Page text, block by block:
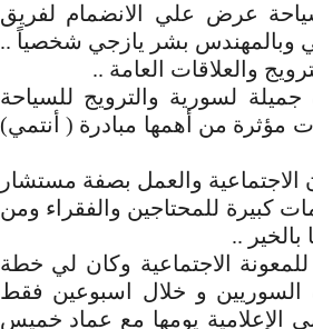
عرض علي الانضمام لفريق
وبالمهندس بشر يازجي شخصياً ..
والعلاقات العامة ..
لسورية والترويج للسياحة
مؤثرة من أهمها مبادرة ( أنتمي)
الشؤون الاجتماعية والعمل بصفة مستشار
كبيرة للمحتاجين والفقراء ومن
..
الاجتماعية وكان لي خطة
السوريين و خلال اسبوعين فقط
الإعلامية يومها مع عماد خميس